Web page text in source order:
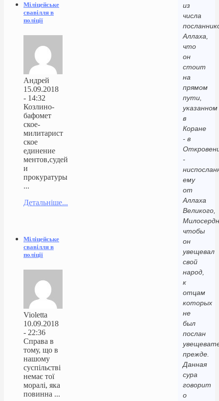
из
числа
Аллаха,
что
он
стоит
на
прямом
пути,
указанном
в
Коране
- в
-
ему
от
Аллаха
Великого,
чтобы
он
увещевал
свой
народ,
к
отцам
которых
не
был
послан
прежде.
Данная
сура
говорит
о
Міліцейське
свавілля в
поліції
Андрей
15.09.2018
- 14:32
Козлино-
бафомет
ское-
милитарист
ское
единение
ментов,судей
и
прокуратуры
...
Детальніше...
Міліцейське
свавілля в
поліції
Violetta
10.09.2018
- 22:36
Справа в
тому, що в
нашому
суспільстві
немає тої
моралі, яка
повинна ...